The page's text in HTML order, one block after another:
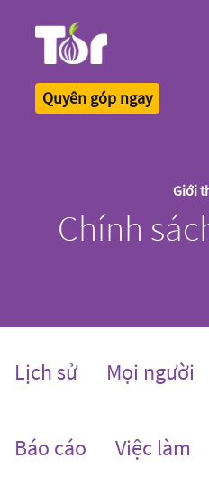
Quyên góp ngay
Giới
Chính
Lịch sử Mọi người
Báo cáo Việc làm